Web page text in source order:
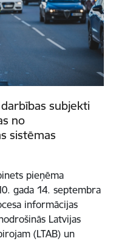
subjekti
no
sistēmas
pieņēma
gada 14. septembra
informācijas
Latvijas
(LTAB) un